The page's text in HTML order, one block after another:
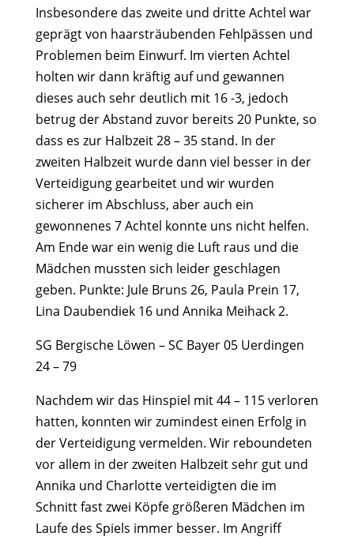
Insbesondere das zweite und dritte Achtel war
geprägt von haarsträubenden Fehlpässen und
Problemen beim Einwurf. Im vierten Achtel
holten wir dann kräftig auf und gewannen
dieses auch sehr deutlich mit 16 -3, jedoch
betrug der Abstand zuvor bereits 20 Punkte, so
dass es zur Halbzeit 28 – 35 stand. In der
zweiten Halbzeit wurde dann viel besser in der
Verteidigung gearbeitet und wir wurden
sicherer im Abschluss, aber auch ein
gewonnenes 7 Achtel konnte uns nicht helfen.
Am Ende war ein wenig die Luft raus und die
Mädchen mussten sich leider geschlagen
geben. Punkte: Jule Bruns 26, Paula Prein 17,
Lina Daubendiek 16 und Annika Meihack 2.
SG Bergische Löwen – SC Bayer 05 Uerdingen
24 – 79
Nachdem wir das Hinspiel mit 44 – 115 verloren
hatten, konnten wir zumindest einen Erfolg in
der Verteidigung vermelden. Wir reboundeten
vor allem in der zweiten Halbzeit sehr gut und
Annika und Charlotte verteidigten die im
Schnitt fast zwei Köpfe größeren Mädchen im
Laufe des Spiels immer besser. Im Angriff